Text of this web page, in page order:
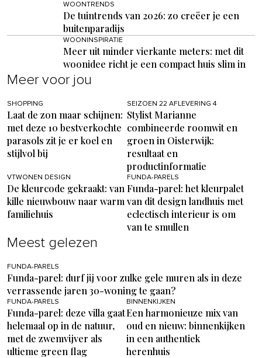
WOONTRENDS
De tuintrends van 2026: zo creëer je een
buitenparadijs
WOONINSPIRATIE
Meer uit minder vierkante meters: met dit
woonidee richt je een compact huis slim in
Meer voor jou
SHOPPING
Laat de zon maar schijnen:
met deze 10 bestverkochte
parasols zit je er koel en
stijlvol bij
SEIZOEN 22 AFLEVERING 4
Stylist Marianne
combineerde roomwit en
groen in Oisterwijk:
resultaat en
productinformatie
VTWONEN DESIGN
De kleurcode gekraakt: van
kille nieuwbouw naar warm
familiehuis
FUNDA-PARELS
Funda-parel: het kleurpalet
van dit design landhuis met
eclectisch interieur is om
van te smullen
Meest gelezen
FUNDA-PARELS
Funda-parel: durf jij voor zulke gele muren als in deze
verrassende jaren 30-woning te gaan?
FUNDA-PARELS
Funda-parel: deze villa gaat
helemaal op in de natuur,
met de zwemvijver als
ultieme green flag
BINNENKIJKEN
Een harmonieuze mix van
oud en nieuw: binnenkijken
in een authentiek
herenhuis